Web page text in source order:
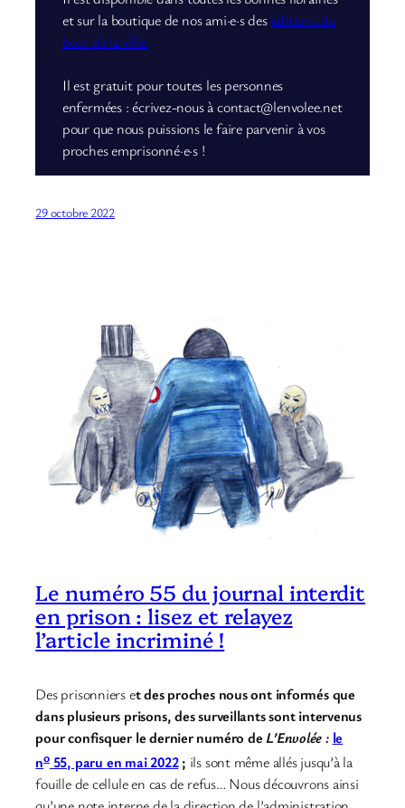
et sur la boutique de nos ami·e·s deséditions du
bout de la ville.
Il est gratuit pour toutes les personnes
enfermées : écrivez-nous à contact@lenvolee.net
pour que nous puissions le faire parvenir à vos
proches emprisonné·e·s !
29 octobre 2022
Le numéro 55 du journal interdit
en prison : lisez et relayez
l’article incriminé !
Des prisonniers et des proches nous ont informés que
dans plusieurs prisons, des surveillants sont intervenus
pour confisquer le dernier numéro de L’Envolée : le
no55, paru en mai 2022; ils sont même allés jusqu’à la
fouille de cellule en cas de refus… Nous découvrons ainsi